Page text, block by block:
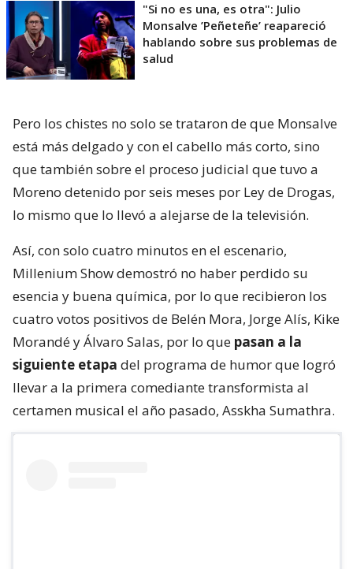
"Si no es una, es otra": Julio
Monsalve ’Peñeteñe’ reapareció
hablando sobre sus problemas de
salud
Pero los chistes no solo se trataron de que Monsalve
está más delgado y con el cabello más corto, sino
que también sobre el proceso judicial que tuvo a
Moreno detenido por seis meses por Ley de Drogas,
lo mismo que lo llevó a alejarse de la televisión.
Así, con solo cuatro minutos en el escenario,
Millenium Show demostró no haber perdido su
esencia y buena química, por lo que recibieron los
cuatro votos positivos de Belén Mora, Jorge Alís, Kike
Morandé y Álvaro Salas, por lo que pasan a la
siguiente etapa del programa de humor que logró
llevar a la primera comediante transformista al
certamen musical el año pasado, Asskha Sumathra.